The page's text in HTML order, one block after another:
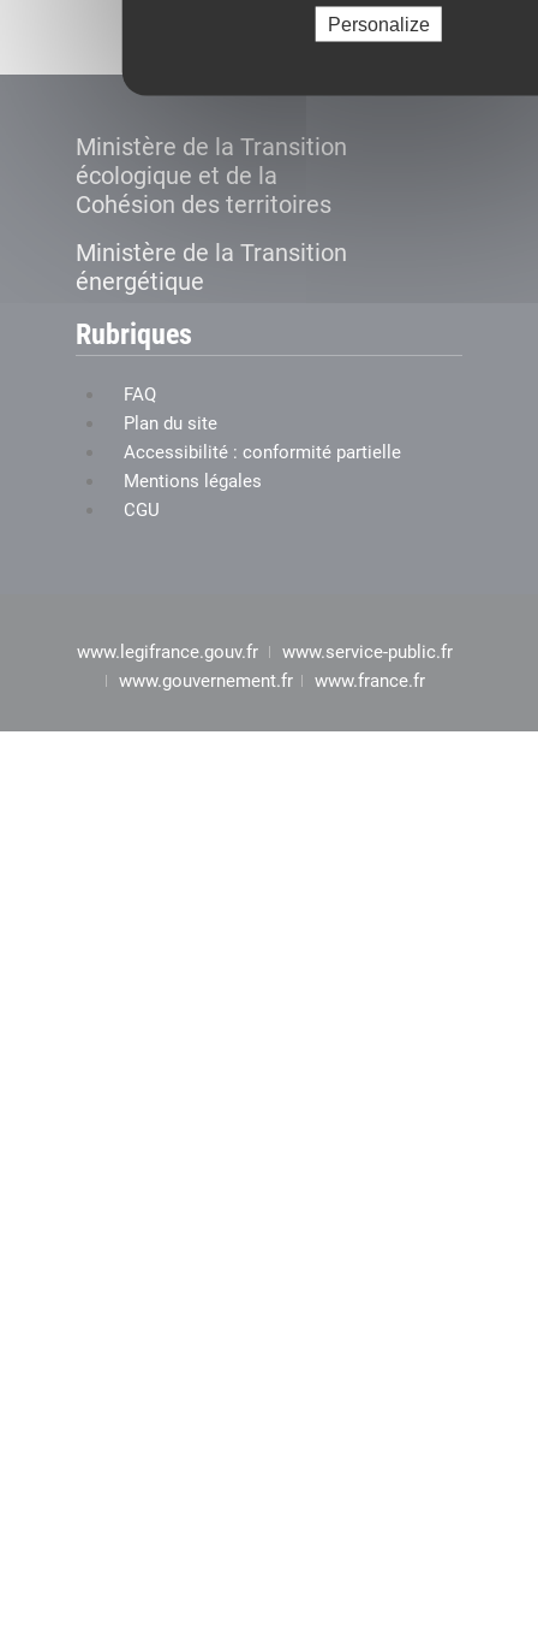
Personalize
Ministère de la Transition
écologique et de la
Cohésion des territoires
Ministère de la Transition
énergétique
Rubriques
FAQ
Plan du site
Accessibilité : conformité partielle
Mentions légales
CGU
www.legifrance.gouv.fr
www.service-public.fr
www.gouvernement.fr
www.france.fr